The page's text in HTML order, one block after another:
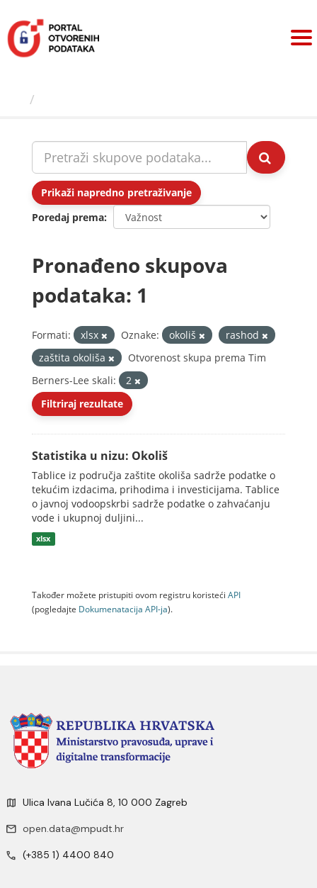
sadržaj
Prikaži napredno pretraživanje
Poredaj prema
Pronađeno skupova
podataka: 1
Formati: xlsx Oznake: okoliš
rashod
zaštita okoliša
Otvorenost skupa prema Tim
Berners-Lee skali:
2
Filtriraj rezultate
Statistika u nizu: Okoliš
Tablice iz područja zaštite okoliša sadrže podatke o
tekućim izdacima, prihodima i investicijama. Tablice
o javnoj vodoopskrbi sadrže podatke o zahvaćanju
vode i ukupnoj duljini...
xlsx
Također možete pristupiti ovom registru koristeći API
(pogledajte Dokumenаtаcijа API-jа).